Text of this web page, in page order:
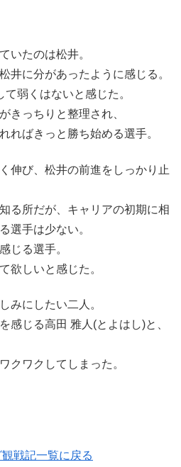
いたのは松井。
井に分があったように感じる。
弱くはないと感じた。
きっちりと整理され、
ればきっと勝ち始める選手。
伸び、松井の前進をしっかり止
る所だが、キャリアの初期に相
選手は少ない。
じる選手。
欲しいと感じた。
みにしたい二人。
感じる高田 雅人(とよはし)と、
クワクしてしまった。
戦記一覧に戻る